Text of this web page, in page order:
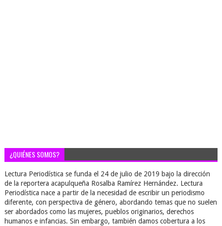
¿QUIÉNES SOMOS?
Lectura Periodística se funda el 24 de julio de 2019 bajo la dirección
de la reportera acapulqueña Rosalba Ramírez Hernández. Lectura
Periodística nace a partir de la necesidad de escribir un periodismo
diferente, con perspectiva de género, abordando temas que no suelen
ser abordados como las mujeres, pueblos originarios, derechos
humanos e infancias. Sin embargo, también damos cobertura a los